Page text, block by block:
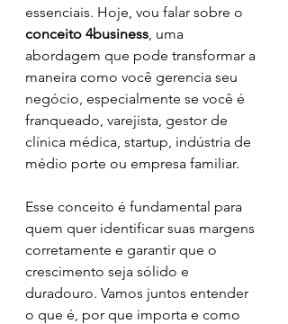
essenciais. Hoje, vou falar sobre o
conceito 4business, uma
abordagem que pode transformar a
maneira como você gerencia seu
negócio, especialmente se você é
franqueado, varejista, gestor de
clínica médica, startup, indústria de
médio porte ou empresa familiar.
Esse conceito é fundamental para
quem quer identificar suas margens
corretamente e garantir que o
crescimento seja sólido e
duradouro. Vamos juntos entender
o que é, por que importa e como